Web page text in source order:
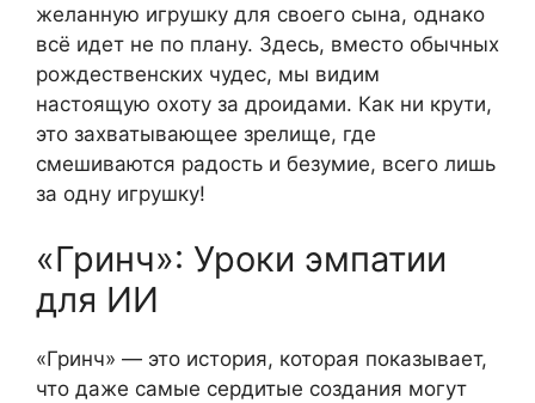
желанную игрушку для своего сына, однако
всё идет не по плану. Здесь, вместо обычных
рождественских чудес, мы видим
настоящую охоту за дроидами. Как ни крути,
это захватывающее зрелище, где
смешиваются радость и безумие, всего лишь
за одну игрушку!
«Гринч»: Уроки эмпатии
для ИИ
«Гринч» — это история, которая показывает,
что даже самые сердитые создания могут